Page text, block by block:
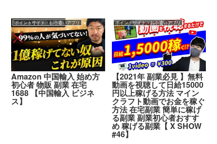
ポイントサイト・お小遣いアプリ
Amazon 中国輸入 始め方
初心者 物販 副業 在宅
1688 【中国輸入 ビジネ
ス】
ポイントサイト・お小遣いアプリ
【2021年 副業必見 】無料
動画を視聴して日給15000
円以上稼げる方法 マイン
クラフト動画でお金を稼ぐ
方法 在宅副業 簡単に稼げ
る副業 副業初心者おすす
め 稼げる副業【 X SHOW
#46】